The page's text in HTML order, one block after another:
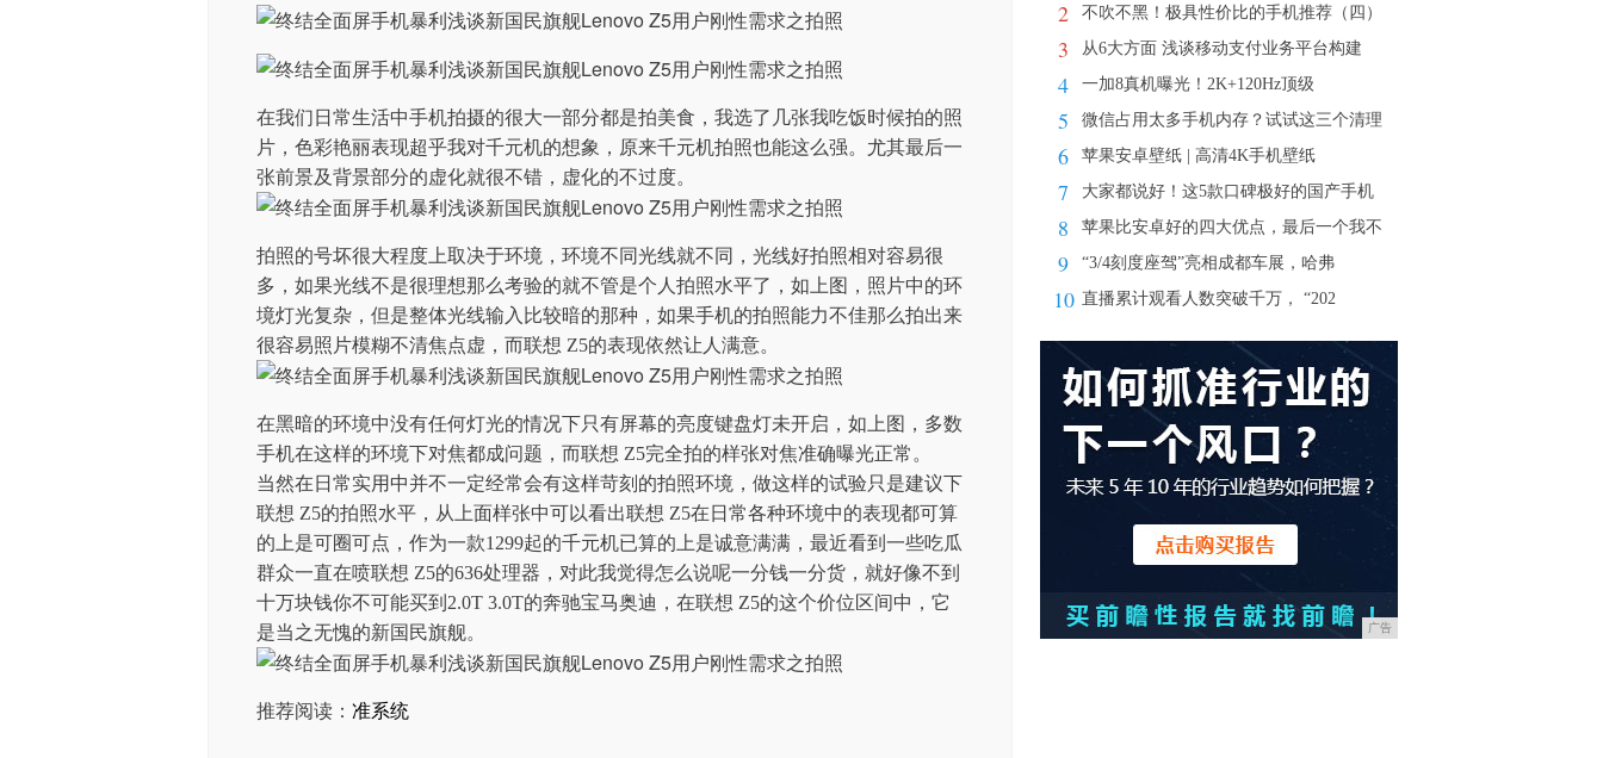
在我们日常生活中手机拍摄的很大一部分都是拍美食，我选了几张我吃饭时候拍的照
片，色彩艳丽表现超乎我对千元机的想象，原来千元机拍照也能这么强。尤其最后一
张前景及背景部分的虚化就很不错，虚化的不过度。
拍照的号坏很大程度上取决于环境，环境不同光线就不同，光线好拍照相对容易很
多，如果光线不是很理想那么考验的就不管是个人拍照水平了，如上图，照片中的环
境灯光复杂，但是整体光线输入比较暗的那种，如果手机的拍照能力不佳那么拍出来
很容易照片模糊不清焦点虚，而联想 Z5的表现依然让人满意。
在黑暗的环境中没有任何灯光的情况下只有屏幕的亮度键盘灯未开启，如上图，多数
手机在这样的环境下对焦都成问题，而联想 Z5完全拍的样张对焦准确曝光正常。
当然在日常实用中并不一定经常会有这样苛刻的拍照环境，做这样的试验只是建议下
联想 Z5的拍照水平，从上面样张中可以看出联想 Z5在日常各种环境中的表现都可算
的上是可圈可点，作为一款1299起的千元机已算的上是诚意满满，最近看到一些吃瓜
群众一直在喷联想 Z5的636处理器，对此我觉得怎么说呢一分钱一分货，就好像不到
十万块钱你不可能买到2.0T 3.0T的奔驰宝马奥迪，在联想 Z5的这个价位区间中，它
是当之无愧的新国民旗舰。
推荐阅读： 准系统
2 不吹不黑！极具性价比的手机推荐（四）
3 从6大方面 浅谈移动支付业务平台构建
4 一加8真机曝光！2K+120Hz顶级
5 微信占用太多手机内存？试试这三个清理
6 苹果安卓壁纸 | 高清4K手机壁纸
7 大家都说好！这5款口碑极好的国产手机
8 苹果比安卓好的四大优点，最后一个我不
9 “3/4刻度座驾”亮相成都车展，哈弗
10 直播累计观看人数突破千万， “202
广告